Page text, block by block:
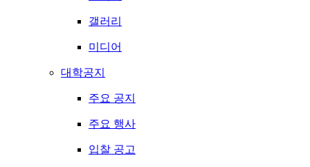
갤러리
미디어
대학공지
주요 공지
주요 행사
입찰 공고